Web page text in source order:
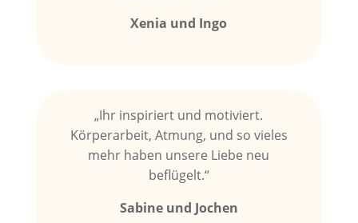
Xenia und Ingo
„Ihr inspiriert und motiviert.
Körperarbeit, Atmung, und so vieles
mehr haben unsere Liebe neu
beflügelt.“
Sabine und Jochen